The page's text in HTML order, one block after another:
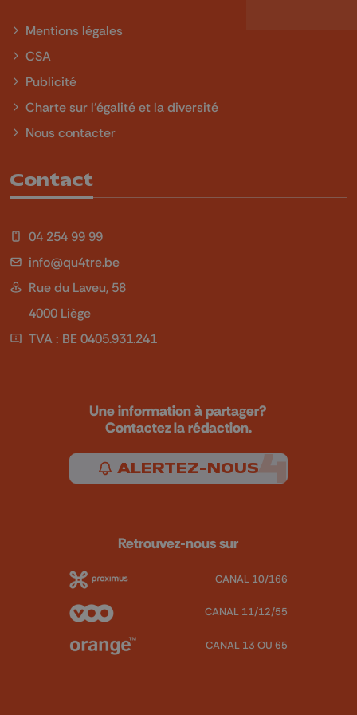
Mentions légales
CSA
Publicité
Charte sur l'égalité et la diversité
Nous contacter
Contact
04 254 99 99
info@qu4tre.be
Rue du Laveu, 58
4000 Liège
TVA : BE 0405.931.241
Une information à partager?
Contactez la rédaction.
ALERTEZ-NOUS
Retrouvez-nous sur
CANAL 10/166
CANAL 11/12/55
CANAL 13 OU 65